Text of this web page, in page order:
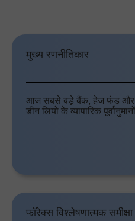
मुख्य रणनीतिकार
आज सबसे बड़े बैंक, हेज फंड और
डीन लियो के व्यापारिक
फॉरेक्स विश्लेषणात्मक समीक्षा